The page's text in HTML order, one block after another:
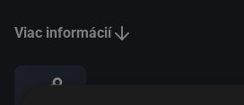
nesympatický a vytvorí sa medzi
o vraždu Phoeba, Quasimodove
Tento film bol klenotom spoločnosti
Viac informácií